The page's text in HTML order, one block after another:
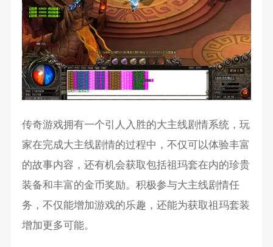
传奇游戏拥有一个引人入胜的大主线剧情系统，玩
家在完成大主线剧情的过程中，不仅可以体验丰富
的故事内容，还有机会获取包括祖玛套在内的珍贵
装备和丰富的金币奖励。积极参与大主线剧情任
务，不仅能增加游戏的乐趣，还能为获取祖玛套装
增加更多可能。